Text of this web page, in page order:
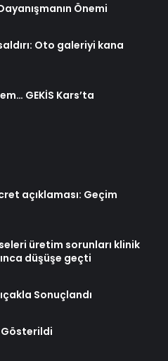
Önemi
Oto galeriyi kana
GEKİS Kars’ta
açıklaması: Geçim
üretim sorunları klinik
düşüşe geçti
Sonuçlandı
Gösterildi